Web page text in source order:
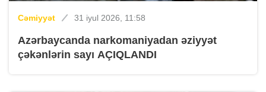
Cəmiyyət 31 iyul 2026, 11:58
Azərbaycanda narkomaniyadan əziyyət
çəkənlərin sayı AÇIQLANDI